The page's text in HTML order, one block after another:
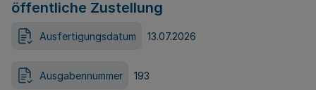
öffentliche Zustellung
Ausfertigungsdatum 13.07.2026
Ausgabennummer 193